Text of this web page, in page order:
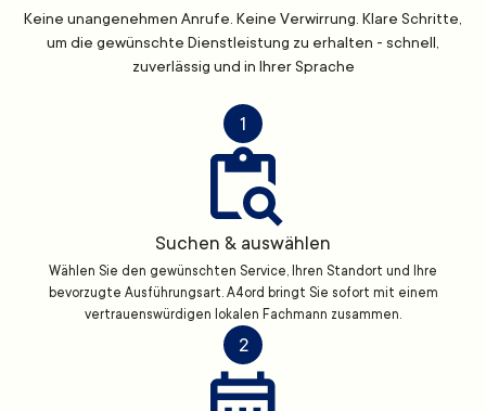
Keine unangenehmen Anrufe. Keine Verwirrung. Klare Schritte,
um die gewünschte Dienstleistung zu erhalten - schnell,
zuverlässig und in Ihrer Sprache
1
Suchen & auswählen
Wählen Sie den gewünschten Service, Ihren Standort und Ihre
bevorzugte Ausführungsart. A4ord bringt Sie sofort mit einem
vertrauenswürdigen lokalen Fachmann zusammen.
2